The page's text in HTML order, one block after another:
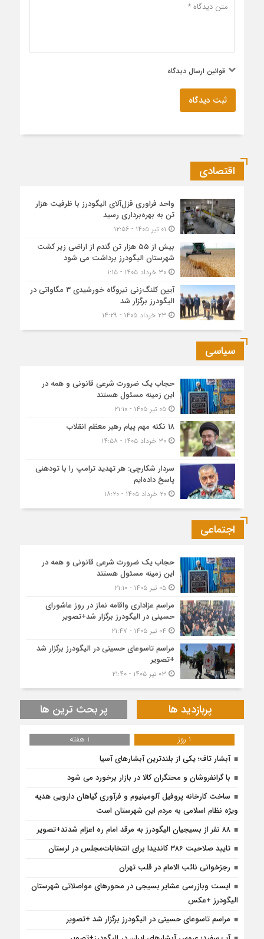
قوانین ارسال دیدگاه
ثبت دیدگاه
اقتصادی
واحد فراوری قزل‌آلای الیگودرز با ظرفیت هزار
تن به بهره‌برداری رسید
بیش از ۵۵ هزار تن گندم از اراضی زیر کشت
شهرستان الیگودرز برداشت می شود
۳۰ خرداد ۱۴۰۵ - ۱:۱۵
آیین کلنگ‌زنی نیروگاه خورشیدی ۳ مگاواتی در
الیگودرز برگزار شد
سیاسی
حجاب یک ضرورت شرعی قانونی و همه در
این زمینه مسئول هستند
۰۵ تیر ۱۴۰۵ - ۲۱:۱۰
۱۸ نکته مهم پیام رهبر معظم انقلاب
۳۰ خرداد ۱۴۰۵ - ۱۴:۵۸
سردار شکارچی: هر تهدید ترامپ را با تودهنی
پاسخ داده‌ایم
۲۰ خرداد ۱۴۰۵ - ۱۸:۲۰
اجتماعی
حجاب یک ضرورت شرعی قانونی و همه در
این زمینه مسئول هستند
۰۵ تیر ۱۴۰۵ - ۲۱:۱۰
مراسم عزاداری واقامه نماز در روز عاشورای
حسینی در الیگودرز برگزار شد+تصویر
مراسم تاسوعای حسینی در الیگودرز برگزار شد
+تصویر
پربازدید ها پر بحث ترین ها
1 روز
1 هفته
آبشار تاف؛ یکی از بلندترین آبشارهای آسیا
با گرانفروشان و محتگران کالا در بازار برخورد می شود
ساخت کارخانه پروفیل آلومینیوم و فرآوری گیاهان دارویی هدیه
ویژه نظام اسلامی به مردم این شهرستان است
۸۸ نفر از بسیجیان الیگودرز به مرقد امام ره اعزام شدند+تصویر
تایید صلاحیت ۳۸۶ کاندیدا برای انتخابات‌مجلس در لرستان
رجزخوانی نائب الامام در قلب تهران
ایست وبازرسی عشایر بسیجی در محورهای مواصلاتی شهرستان
الیگودرز +عکس
مراسم تاسوعای حسینی در الیگودرز برگزار شد +تصویر